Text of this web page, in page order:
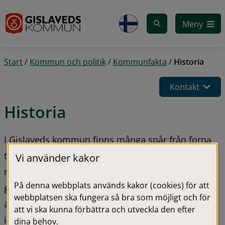
Meny
Start/ Kommun och politik/ Kommunfakta / Historia
Kontakt
Historia
I Gislaveds kommun finns många spår från forna
tider. Kommunens strategiska läge med flera
månghundraåriga stora vägar som passerar
genom, har gjort att trakten har gamla traditioner
av handel och besökare utifrån. När besökarna var
i behov mat och dryck och vila, stannade de till vid
Vi använder kakor
På denna webbplats används kakor (cookies) för att
webbplatsen ska fungera så bra som möjligt och för
att vi ska kunna förbättra och utveckla den efter
dina behov.